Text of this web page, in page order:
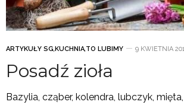
ARTYKUŁY SG,KUCHNIA,TO LUBIMY 9 KWIETNIA
Posadź zioła
Bazylia, cząber, kolendra, lubczyk,